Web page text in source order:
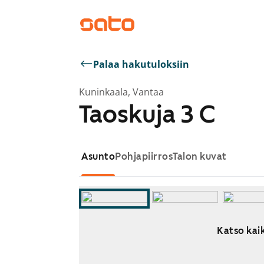
Palaa hakutuloksiin
Kuninkaala, Vantaa
Taoskuja 3 C
AsuntoPohjapiirrosTalon kuvat
Katso